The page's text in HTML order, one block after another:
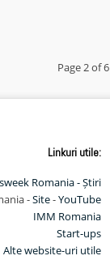
Page 2 of 6
Linkuri utile:
Romania - Știri
-Site-YouTube
IMM Romania
Start-ups
Alte website-uri utile